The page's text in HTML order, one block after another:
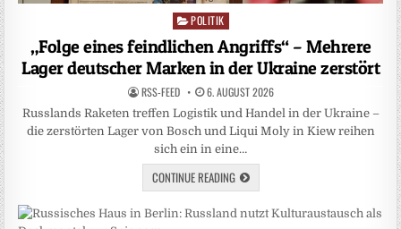
Posted
in
POLITIK
„Folge eines feindlichen Angriffs“ – Mehrere
Lager deutscher Marken in der Ukraine zerstört
RSS-FEED 6. AUGUST 2026
Russlands Raketen treffen Logistik und Handel in der Ukraine –
die zerstörten Lager von Bosch und Liqui Moly in Kiew reihen
sich ein in eine…
CONTINUE READING